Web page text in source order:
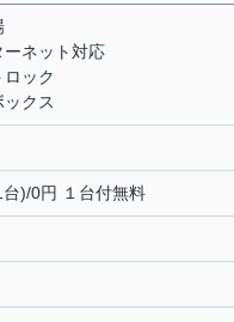
ーネット対応
ロック
クス
台)/0円 １台付無料